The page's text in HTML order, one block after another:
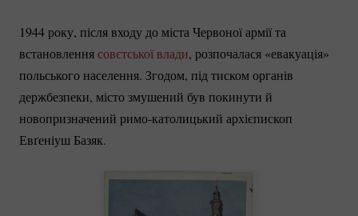
1944 року, після входу до міста Червоної армії та
встановленнясовєтської влади, розпочалася «евакуація»
польського населення. Згодом, під тиском органів
держбезпеки, місто змушений був покинути й
новопризначений римо-католицький архієпископ
Евґеніуш Базяк.